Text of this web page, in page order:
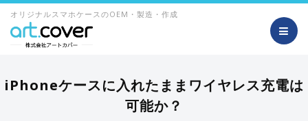
オリジナルスマホケースのOEM・製造・作成
iPhoneケースに入れたままワイヤレス充電は
可能か？